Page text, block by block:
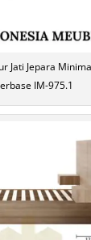
Jati Jepara
IM-975.1